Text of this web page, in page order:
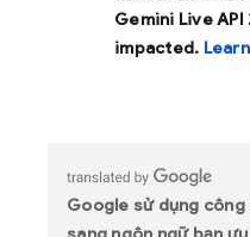
Gemini Live
impacted.
Google sử dụng công